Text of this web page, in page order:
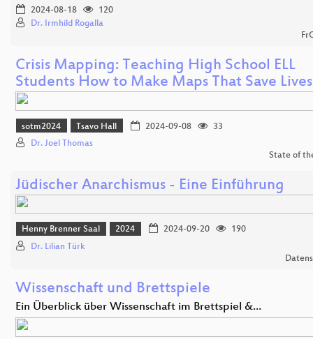
2024-08-18
120
Dr. Irmhild Rogalla
Crisis Mapping: Teaching High School ELL
Students How to Make Maps That Save Lives
sotm2024 Tsavo Hall 2024-09-08
33
Dr. Joel Thomas
State of
Jüdischer Anarchismus - Eine Einführung
Henny Brenner Saal 2024 2024-09-20
190
Dr. Lilian Türk
Wissenschaft und Brettspiele
Ein Überblick über Wissenschaft im Brettspiel &…